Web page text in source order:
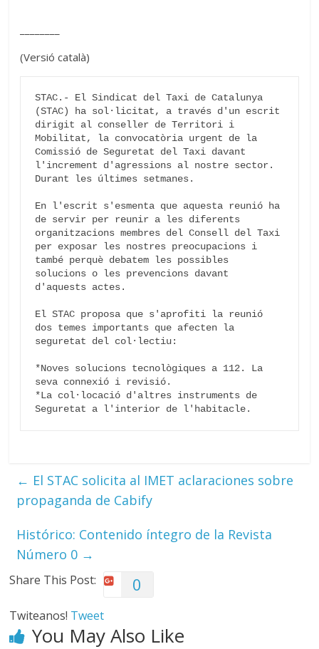
(Versió català)
STAC.- El Sindicat del Taxi de Catalunya
(STAC) ha sol·licitat, a través d'un escrit
dirigit al conseller de Territori i
Mobilitat, la convocatòria urgent de la
Comissió de Seguretat del Taxi davant
l'increment d'agressions al nostre sector.
Durant les últimes setmanes.
En l'escrit s'esmenta que aquesta reunió ha
de servir per reunir a les diferents
organitzacions membres del Consell del Taxi
per exposar les nostres preocupacions i
també perquè debatem les possibles
solucions o les prevencions davant
d'aquests actes.
El STAC proposa que s'aprofiti la reunió
dos temes importants que afecten la
seguretat del col·lectiu:
*Noves solucions tecnològiques a 112. La
seva connexió i revisió.
*La col·locació d'altres instruments de
Seguretat a l'interior de l'habitacle.
← El STAC solicita al IMET aclaraciones sobre
propaganda de Cabify
Histórico: Contenido íntegro de la Revista
Número 0 →
Share This Post: 0
Twiteanos! Tweet
You May Also Like